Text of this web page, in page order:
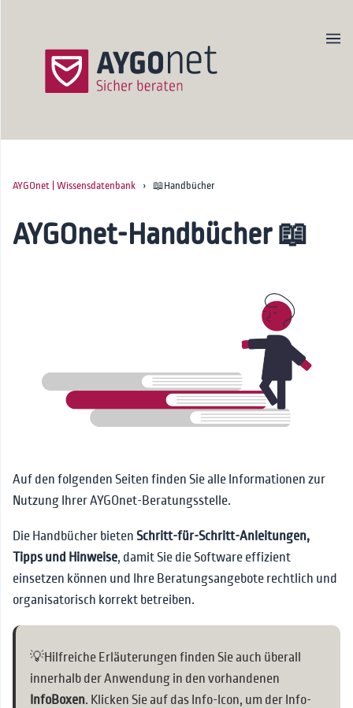
Produktseite
Kontakt
🔗Kontakt
AYGOnet | Wissensdatenbank › 📖Handbücher
AYGOnet-Handbücher 📖
Auf den folgenden Seiten finden Sie alle Informationen zur
Nutzung Ihrer AYGOnet-Beratungsstelle.
Die Handbücher bieten Schritt-für-Schritt-Anleitungen,
Tipps und Hinweise, damit Sie die Software effizient
einsetzen können und Ihre Beratungsangebote rechtlich und
organisatorisch korrekt betreiben.
💡Hilfreiche Erläuterungen finden Sie auch überall
innerhalb der Anwendung in den vorhandenen
InfoBoxen. Klicken Sie auf das Info-Icon, um der Info-